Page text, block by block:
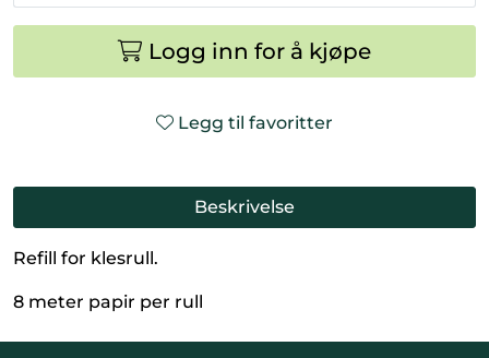
Logg inn for å kjøpe
Legg til favoritter
Beskrivelse
Refill for klesrull.
8 meter papir per rull